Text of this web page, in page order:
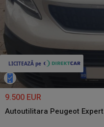
9.500 EUR
Autoutilitara Peugeot Expert